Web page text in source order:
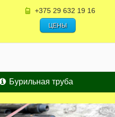
+375 29 632 19 16
ЦЕНЫ
Бурильная труба